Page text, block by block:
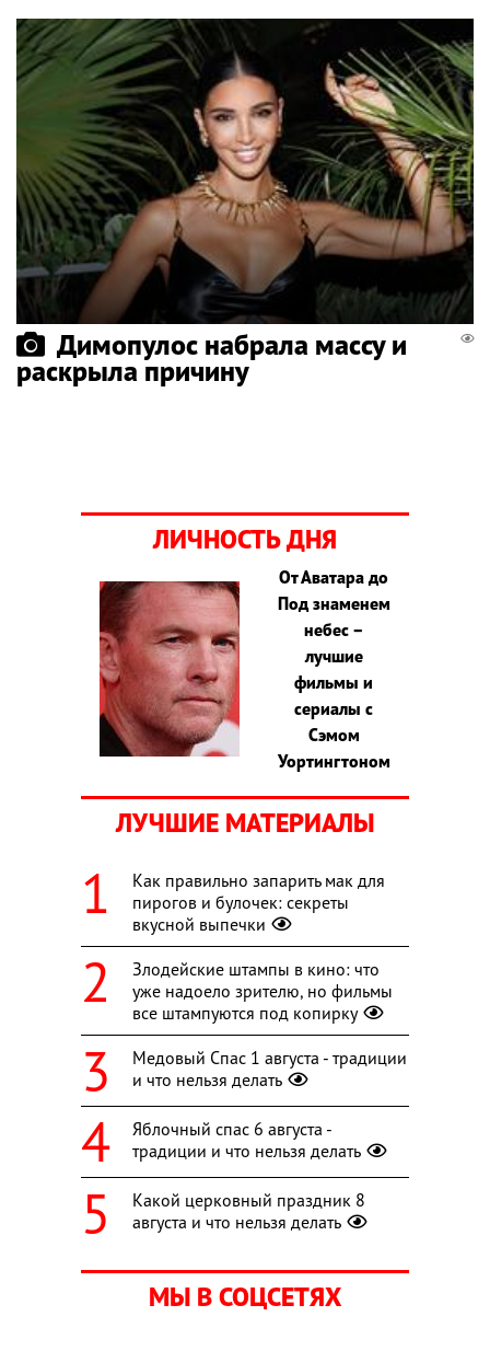
Димопулос набрала массу и
раскрыла причину
ЛИЧНОСТЬ ДНЯ
От Аватара до
Под знаменем
небес –
лучшие
фильмы и
сериалы с
Сэмом
Уортингтоном
ЛУЧШИЕ МАТЕРИАЛЫ
Как правильно запарить мак для
пирогов и булочек: секреты
вкусной выпечки
Злодейские штампы в кино: что
уже надоело зрителю, но фильмы
все штампуются под копирку
Медовый Спас 1 августа - традиции
и что нельзя делать
Яблочный спас 6 августа -
традиции и что нельзя делать
Какой церковный праздник 8
августа и что нельзя делать
МЫ В СОЦСЕТЯХ